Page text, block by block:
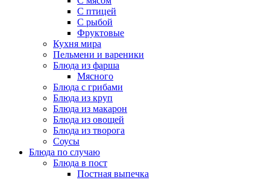
С птицей
С рыбой
Фруктовые
Кухня мира
Пельмени и вареники
Блюда из фарша
Мясного
Блюда с грибами
Блюда из круп
Блюда из макарон
Блюда из овощей
Блюда из творога
Соусы
Блюда по случаю
Блюда в пост
Постная выпечка